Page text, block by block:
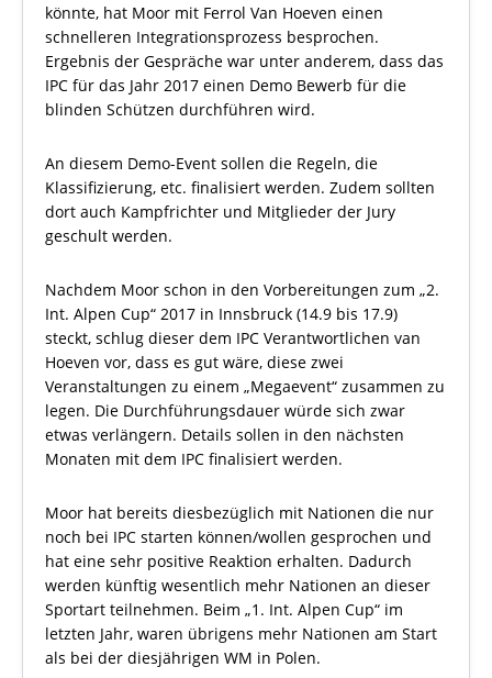
könnte, hat Moor mit Ferrol Van Hoeven einen
schnelleren Integrationsprozess besprochen.
Ergebnis der Gespräche war unter anderem, dass das
IPC für das Jahr 2017 einen Demo Bewerb für die
blinden Schützen durchführen wird.
An diesem Demo-Event sollen die Regeln, die
Klassifizierung, etc. finalisiert werden. Zudem sollten
dort auch Kampfrichter und Mitglieder der Jury
geschult werden.
Nachdem Moor schon in den Vorbereitungen zum „2.
Int. Alpen Cup“ 2017 in Innsbruck (14.9 bis 17.9)
steckt, schlug dieser dem IPC Verantwortlichen van
Hoeven vor, dass es gut wäre, diese zwei
Veranstaltungen zu einem „Megaevent“ zusammen zu
legen. Die Durchführungsdauer würde sich zwar
etwas verlängern. Details sollen in den nächsten
Monaten mit dem IPC finalisiert werden.
Moor hat bereits diesbezüglich mit Nationen die nur
noch bei IPC starten können/wollen gesprochen und
hat eine sehr positive Reaktion erhalten. Dadurch
werden künftig wesentlich mehr Nationen an dieser
Sportart teilnehmen. Beim „1. Int. Alpen Cup“ im
letzten Jahr, waren übrigens mehr Nationen am Start
als bei der diesjährigen WM in Polen.